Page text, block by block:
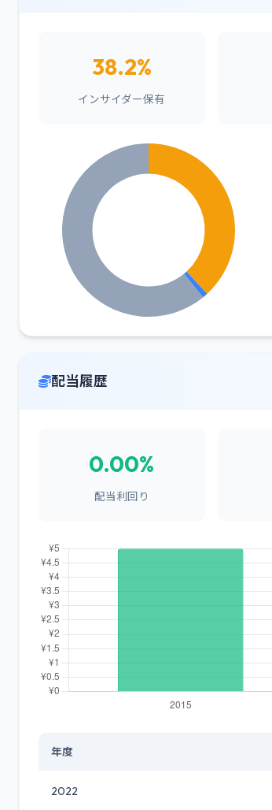
38.2%
インサイダー保有
配当履歴
0.00%
配当利回り
年度
2022